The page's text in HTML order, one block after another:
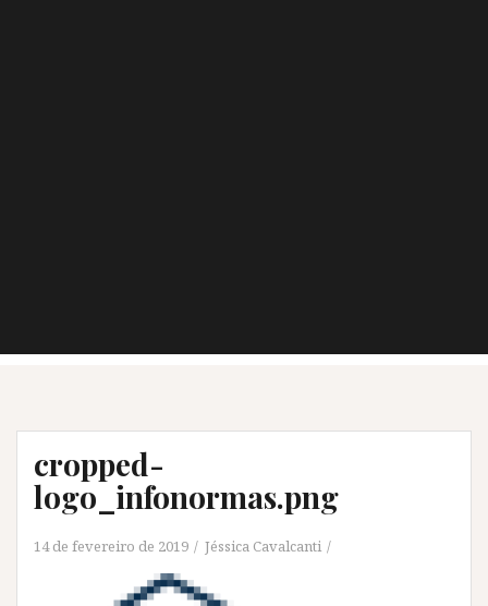
cropped-
logo_infonormas.png
14 de fevereiro de 2019 Jéssica Cavalcanti